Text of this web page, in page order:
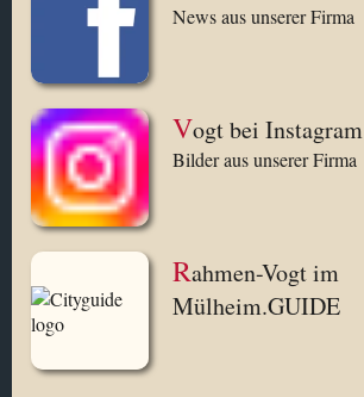
News aus unserer Firma
Vogt bei Instagram
Bilder aus unserer Firma
Rahmen-Vogt im
Mülheim.GUIDE